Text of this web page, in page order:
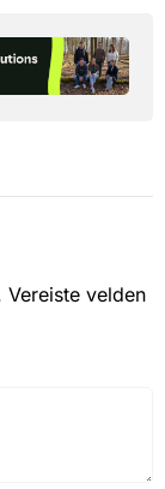
Vereiste velden